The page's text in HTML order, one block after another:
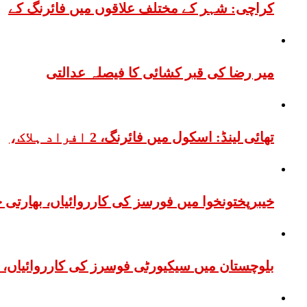
کراچی: شہر کے مختلف علاقوں میں فائرنگ کے
میر رضا کی قبر کشائی کا فیصلہ عدالتی
تھائی لینڈ: اسکول میں فائرنگ، 2 افراد ہلاک،
خیبرپختونخوا میں فورسز کی کارروائیاں، بھارتی
بلوچستان میں سیکیورٹی فوسرز کی کارروائیاں، 12 دہشتگرد